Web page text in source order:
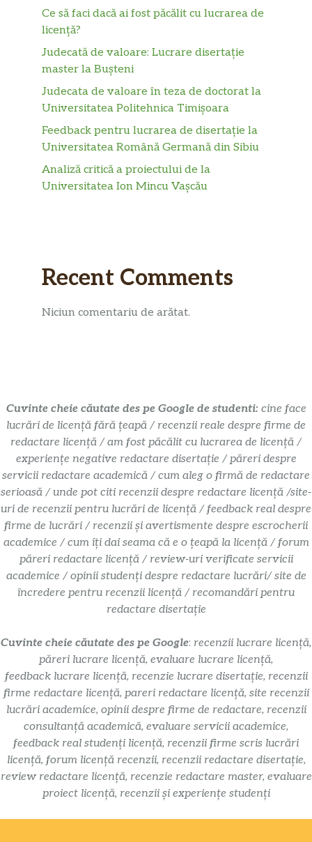
Ce să faci dacă ai fost păcălit cu lucrarea de
licență?
Judecată de valoare: Lucrare disertație
master la Bușteni
Judecata de valoare în teza de doctorat la
Universitatea Politehnica Timișoara
Feedback pentru lucrarea de disertație la
Universitatea Română Germană din Sibiu
Analiză critică a proiectului de la
Universitatea Ion Mincu Vașcău
Recent Comments
Niciun comentariu de arătat.
Cuvinte cheie căutate des pe Google de studenti: cine face
lucrări de licență fără țeapă / recenzii reale despre firme de
redactare licență / am fost păcălit cu lucrarea de licență /
experiențe negative redactare disertație / păreri despre
servicii redactare academică / cum aleg o firmă de redactare
serioasă / unde pot citi recenzii despre redactare licență /site-
uri de recenzii pentru lucrări de licență / feedback real despre
firme de lucrări / recenzii și avertismente despre escrocherii
academice / cum îți dai seama că e o țeapă la licență / forum
păreri redactare licență / review-uri verificate servicii
academice / opinii studenți despre redactare lucrări/ site de
încredere pentru recenzii licență / recomandări pentru
redactare disertație
Cuvinte cheie căutate des pe Google: recenzii lucrare licență,
păreri lucrare licență, evaluare lucrare licență,
feedback lucrare licență, recenzie lucrare disertație, recenzii
firme redactare licență, pareri redactare licență, site recenzii
lucrări academice, opinii despre firme de redactare, recenzii
consultanță academică, evaluare servicii academice,
feedback real studenți licență, recenzii firme scris lucrări
licență, forum licență recenzii, recenzii redactare disertație,
review redactare licență, recenzie redactare master, evaluare
proiect licență, recenzii și experiențe studenți